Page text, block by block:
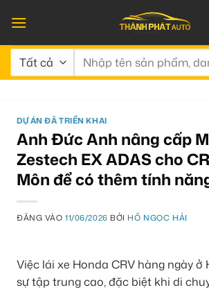
qua
nội
dung
Tìm
DỰ ÁN ĐÃ TRIỂN KHAI
Anh Đức Anh nâng cấp
Zestech EX ADAS cho
Môn để có thêm tính
ĐĂNG VÀO11/06/2026 BỞI HỒ NGỌC HẢI
Việc lái xe Honda CRV hàng ngày ở
sự tập trung cao, đặc biệt khi di